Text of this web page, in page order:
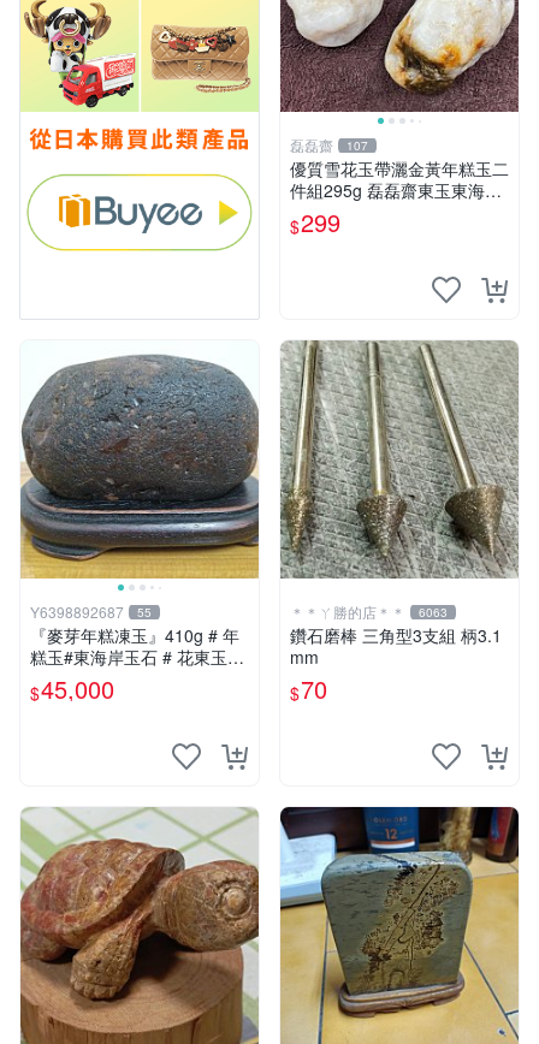
磊磊齋 107
優質雪花玉帶灑金黃年糕玉二
件組295g 磊磊齋東玉東海岸
心臟石皮蛋青老麥芽黑鬼年糕
玉血絲碧玉油質虎斑魚卵碧玉
寶藏首飾寶石珠寶首飾壽山石
$299
Y6398892687 55
『麥芽年糕凍玉』410g # 年
糕玉#東海岸玉石 # 花東玉石
#總統石#台灣藍寶
$45,000
＊＊ㄚ勝的店＊＊ 6063
鑽石磨棒 三角型3支組 柄3.1
mm
$70